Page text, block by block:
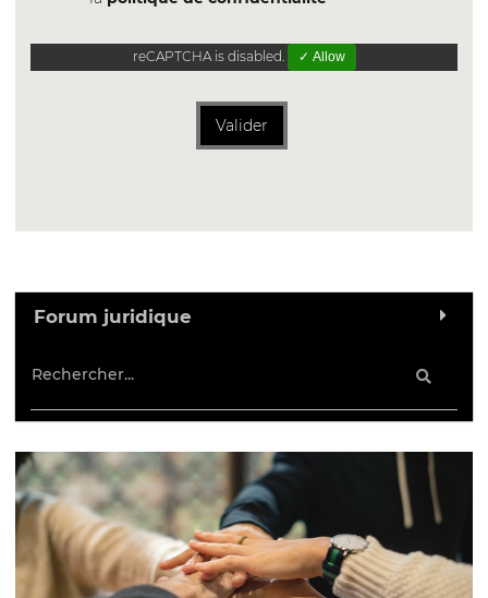
reCAPTCHA is disabled. ✓ Allow
Valider
Forum juridique